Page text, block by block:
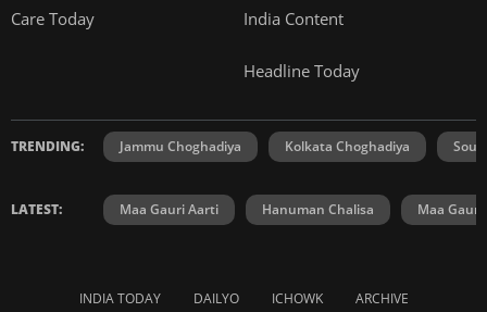
Care Today India Content
Headline Today
TRENDING: Jammu Choghadiya Kolkata Choghadiya
LATEST: Maa Gauri Aarti Hanuman Chalisa Maa Gauri
INDIA TODAY DAILYO ICHOWK ARCHIVE